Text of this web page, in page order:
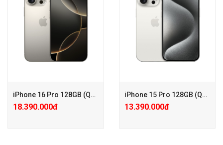
+ Bảo hành Care Pro chỉ với
600.000đ
+ KM: Tặng PGG 500.000đ (
+ Bảo hành Mở rộng 24 tháng
chỉ với 600.000đ
+ KM: Tặng PGG 1.000.000đ (
iPhone 16 Pro 128GB (Quốc tế – Keng)
18.390.000đ
iPhone 15 Pro 128GB (Quốc tế 98-99%)
13.390.000đ